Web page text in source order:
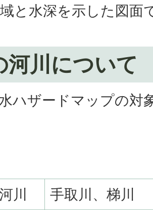
と水深を示した図面
河川について
ハザードマップの対
川
手取川、梯川